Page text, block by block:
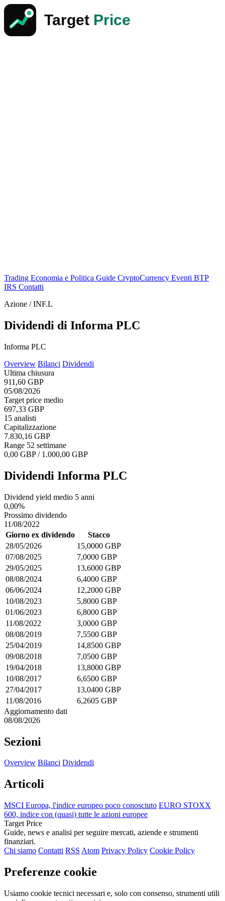
Trading Economia e Politica Guide CryptoCurrency Eventi BTP
IRS Contatti
Azione / INF.L
Dividendi di Informa PLC
Informa PLC
Overview Bilanci Dividendi
Ultima chiusura
911,60 GBP
05/08/2026
Target price medio
697,33 GBP
15 analisti
Capitalizzazione
7.830,16 GBP
Range 52 settimane
0,00 GBP / 1.000,00 GBP
Dividendi Informa PLC
Dividend yield medio 5 anni
0,00%
Prossimo dividendo
11/08/2022
Giorno ex dividendo
Stacco
28/05/2026
15,0000 GBP
07/08/2025
7,0000 GBP
29/05/2025
13,6000 GBP
08/08/2024
6,4000 GBP
06/06/2024
12,2000 GBP
10/08/2023
5,8000 GBP
01/06/2023
6,8000 GBP
11/08/2022
3,0000 GBP
08/08/2019
7,5500 GBP
25/04/2019
14,8500 GBP
09/08/2018
7,0500 GBP
19/04/2018
13,8000 GBP
10/08/2017
6,6500 GBP
27/04/2017
13,0400 GBP
11/08/2016
6,2605 GBP
Aggiornamento dati
08/08/2026
Sezioni
Overview Bilanci Dividendi
Articoli
MSCI Europa, l'indice europeo poco conosciuto EURO STOXX
600, indice con (quasi) tutte le azioni europee
Target Price
Guide, news e analisi per seguire mercati, aziende e strumenti
finanziari.
Chi siamo Contatti RSS Atom Privacy Policy Cookie Policy
Preferenze cookie
Usiamo cookie tecnici necessari e, solo con consenso, strumenti utili